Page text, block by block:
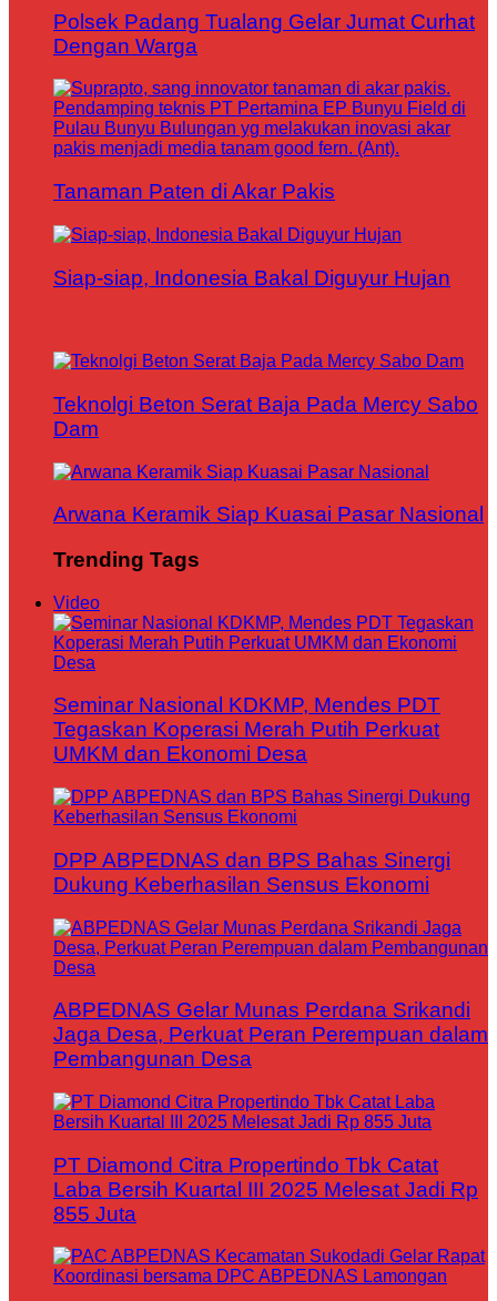
Polsek Padang Tualang Gelar Jumat Curhat
Dengan Warga
Tanaman Paten di Akar Pakis
Siap-siap, Indonesia Bakal Diguyur Hujan
Teknolgi Beton Serat Baja Pada Mercy Sabo
Dam
Arwana Keramik Siap Kuasai Pasar Nasional
Trending Tags
Video
Seminar Nasional KDKMP, Mendes PDT
Tegaskan Koperasi Merah Putih Perkuat
UMKM dan Ekonomi Desa
DPP ABPEDNAS dan BPS Bahas Sinergi
Dukung Keberhasilan Sensus Ekonomi
ABPEDNAS Gelar Munas Perdana Srikandi
Jaga Desa, Perkuat Peran Perempuan dalam
Pembangunan Desa
PT Diamond Citra Propertindo Tbk Catat
Laba Bersih Kuartal III 2025 Melesat Jadi Rp
855 Juta